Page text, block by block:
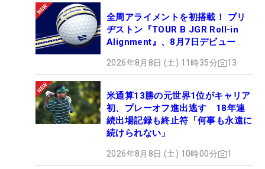
全周アライメントを初搭載！ ブリ
ヂストン『TOUR B JGR Roll-in
Alignment』、8月7日デビュー
2026年8月8日 (土) 11時35分 13
米通算13勝の元世界1位がキャリア
初、プレーオフ進出逃す 18年連
続出場記録も終止符「何事も永遠に
続けられない」
2026年8月8日 (土) 10時00分 1